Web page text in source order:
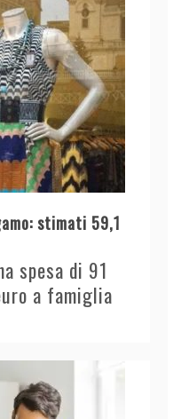
stimati 59,1
spesa di 91
a famiglia